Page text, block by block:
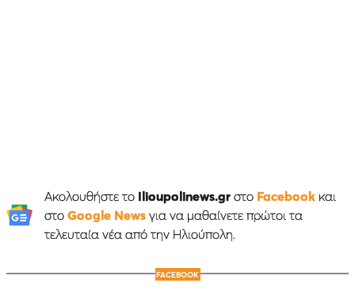
Ακολουθήστε το Ilioupolinews.grστο Facebookκαι
στο Google Newsγια να μαθαίνετε πρώτοι τα
τελευταία νέα από την Ηλιούπολη.
FACEBOOK